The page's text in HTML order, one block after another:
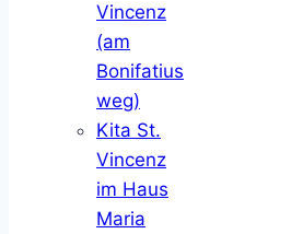
Vincenz
(am
Bonifatius
weg)
Kita St.
Vincenz
im Haus
Maria